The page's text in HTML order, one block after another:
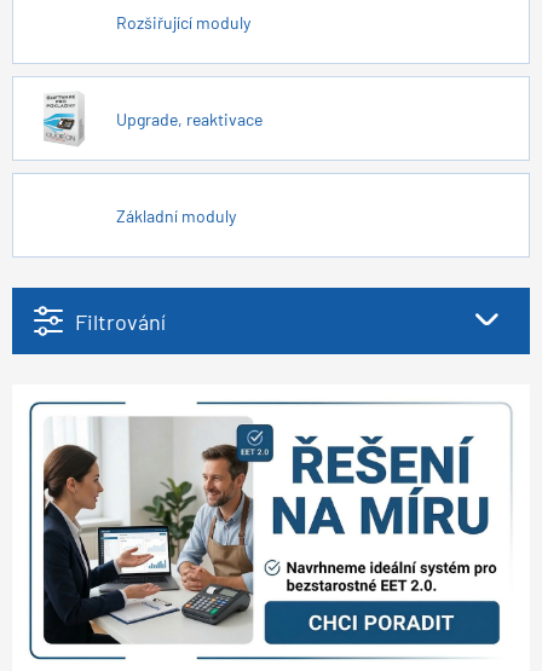
Rozšiřující moduly
Upgrade, reaktivace
Základní moduly
Filtrování